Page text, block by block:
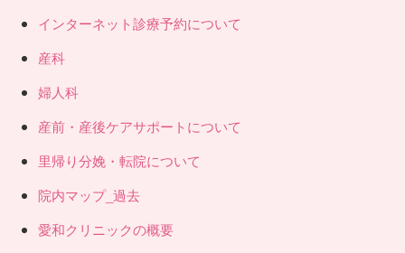
インターネット診療予約について
産科
婦人科
産前・産後ケアサポートについて
里帰り分娩・転院について
院内マップ_過去
愛和クリニックの概要